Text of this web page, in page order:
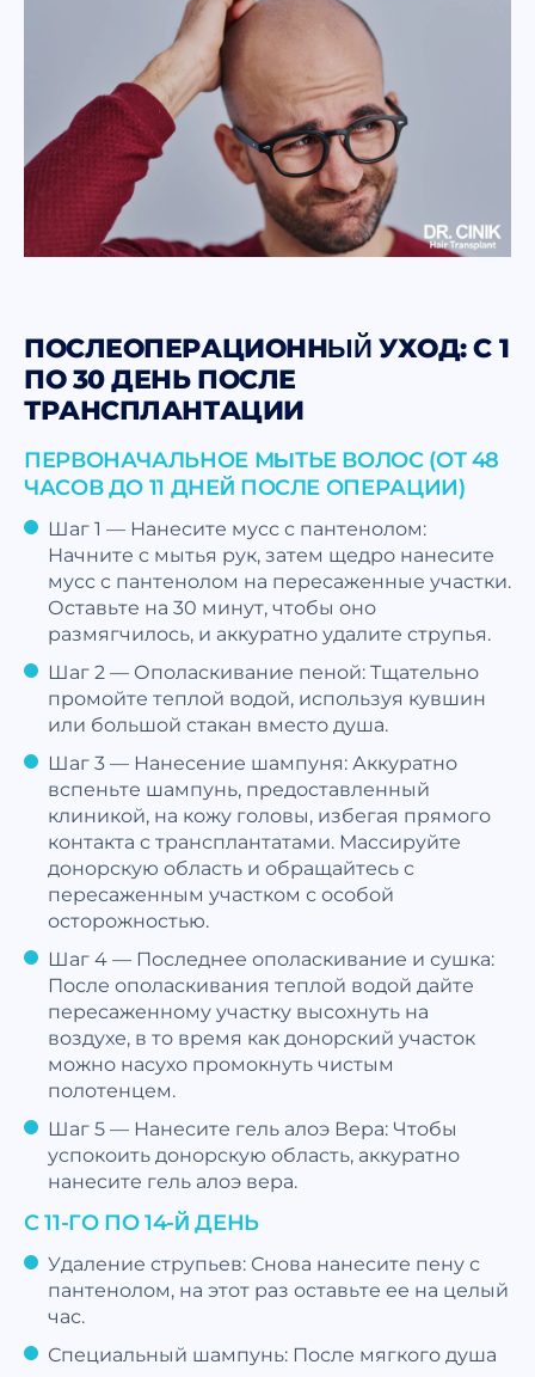
ПОСЛЕОПЕРАЦИОННЫЙ УХОД: С 1
ПО 30 ДЕНЬ ПОСЛЕ
ТРАНСПЛАНТАЦИИ
ПЕРВОНАЧАЛЬНОЕ МЫТЬЕ ВОЛОС (ОТ 48
ЧАСОВ ДО 11 ДНЕЙ ПОСЛЕ ОПЕРАЦИИ)
Шаг 1 — Нанесите мусс с пантенолом:
Начните с мытья рук, затем щедро нанесите
мусс с пантенолом на пересаженные участки.
Оставьте на 30 минут, чтобы оно
размягчилось, и аккуратно удалите струпья.
Шаг 2 — Ополаскивание пеной: Тщательно
промойте теплой водой, используя кувшин
или большой стакан вместо душа.
Шаг 3 — Нанесение шампуня: Аккуратно
вспеньте шампунь, предоставленный
клиникой, на кожу головы, избегая прямого
контакта с трансплантатами. Массируйте
донорскую область и обращайтесь с
пересаженным участком с особой
осторожностью.
Шаг 4 — Последнее ополаскивание и сушка:
После ополаскивания теплой водой дайте
пересаженному участку высохнуть на
воздухе, в то время как донорский участок
можно насухо промокнуть чистым
полотенцем.
Шаг 5 — Нанесите гель алоэ Вера: Чтобы
успокоить донорскую область, аккуратно
нанесите гель алоэ вера.
С 11-ГО ПО 14-Й ДЕНЬ
Удаление струпьев: Снова нанесите пену с
пантенолом, на этот раз оставьте ее на целый
час.
Специальный шампунь: После мягкого душа